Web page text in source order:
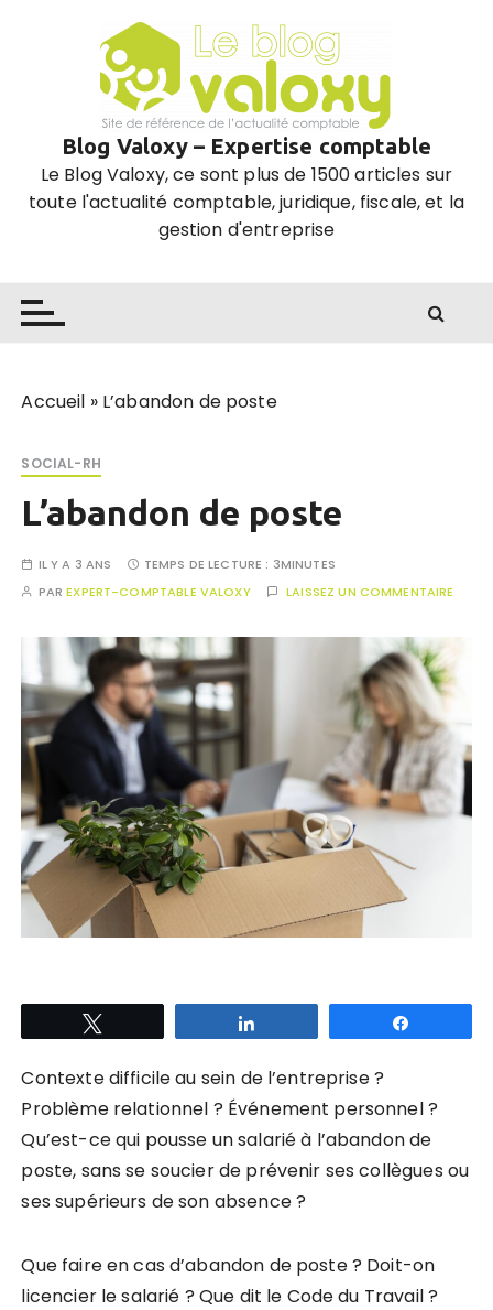
Blog Valoxy – Expertise comptable
Le Blog Valoxy, ce sont plus de 1500 articles sur
toute l'actualité comptable, juridique, fiscale, et la
gestion d'entreprise
Accueil » L’abandon de poste
SOCIAL-RH
L’abandon de poste
IL Y A 3 ANS TEMPS DE LECTURE : 3MINUTES
PAREXPERT-COMPTABLE VALOXY LAISSEZ UN COMMENTAIRE
Contexte difficile au sein de l’entreprise ?
Problème relationnel ? Événement personnel ?
Qu’est-ce qui pousse un salarié à l’abandon de
poste, sans se soucier de prévenir ses collègues ou
ses supérieurs de son absence ?
Que faire en cas d’abandon de poste ? Doit-on
licencier le salarié ? Que dit le Code du Travail ?